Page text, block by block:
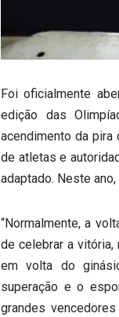
Foi oficialmente
edição das
acendimento da pira
de atletas e
adaptado. Neste
“Normalmente, a
de celebrar a vitória,
em volta do
superação e o
grandes